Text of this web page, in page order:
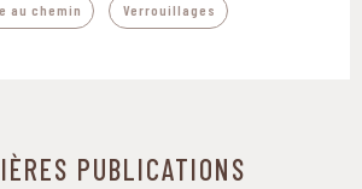
au chemin Verrouillages
PUBLICATIONS